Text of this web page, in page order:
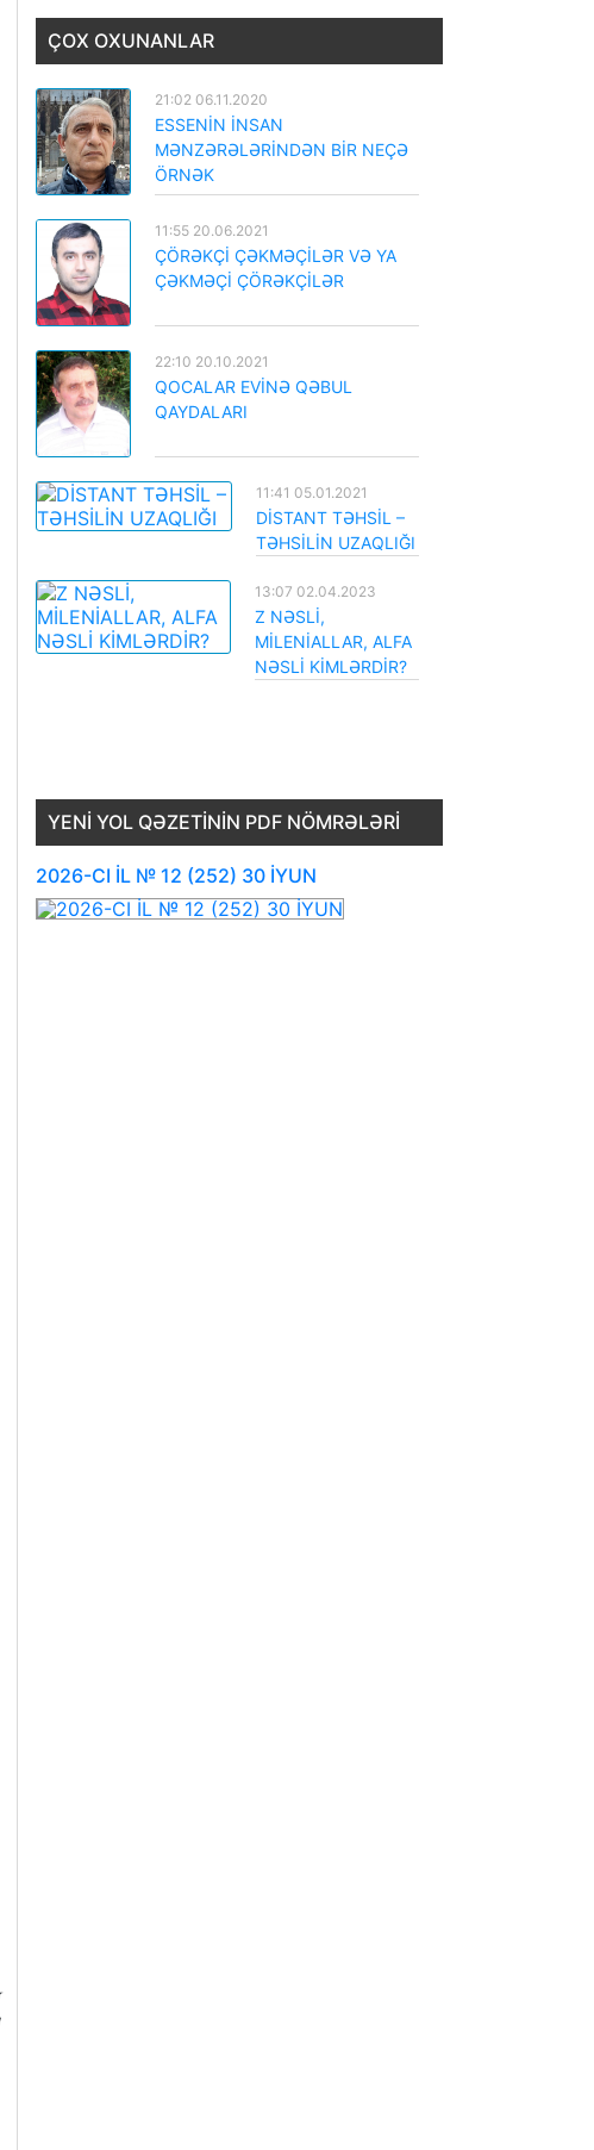
ÇOX OXUNANLAR
21:02 06.11.2020
ESSENİN İNSAN
MƏNZƏRƏLƏRİNDƏN BİR NEÇƏ
ÖRNƏK
11:55 20.06.2021
ÇÖRƏKÇİ ÇƏKMƏÇİLƏR VƏ YA
ÇƏKMƏÇİ ÇÖRƏKÇİLƏR
22:10 20.10.2021
QOCALAR EVİNƏ QƏBUL
QAYDALARI
11:41 05.01.2021
DİSTANT TƏHSİL –
TƏHSİLİN UZAQLIĞI
13:07 02.04.2023
Z NƏSLİ,
MİLENİALLAR, ALFA
NƏSLİ KİMLƏRDİR?
YENI YOL QƏZETININ PDF NÖMRƏLƏRI
2026-CI İL № 12 (252) 30 İYUN